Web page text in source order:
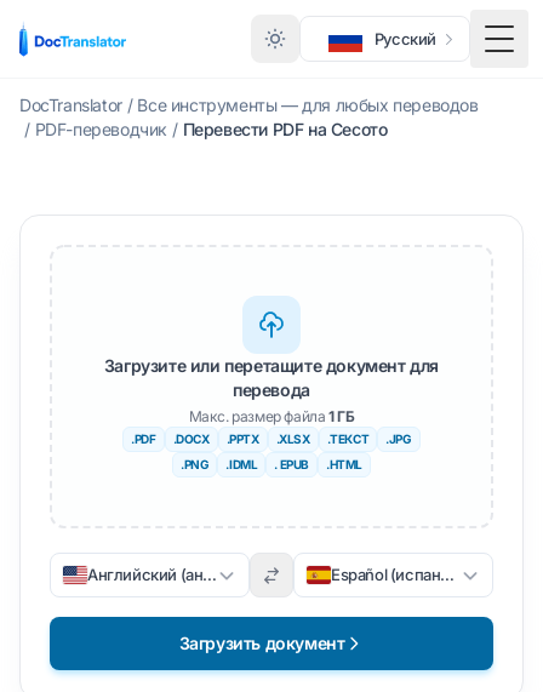
Русский
DocTranslator / Все инструменты — для любых переводов
/ PDF-переводчик / Перевести PDF на Сесото
Загрузите или перетащите документ для
перевода
Макс. размер файла 1 ГБ
.PDF .DOCX .PPTX .XLSX .ТЕКСТ
.JPG
.PNG
.IDML . EPUB .HTML
Английский (английский) Español (испанский)
Загрузить документ